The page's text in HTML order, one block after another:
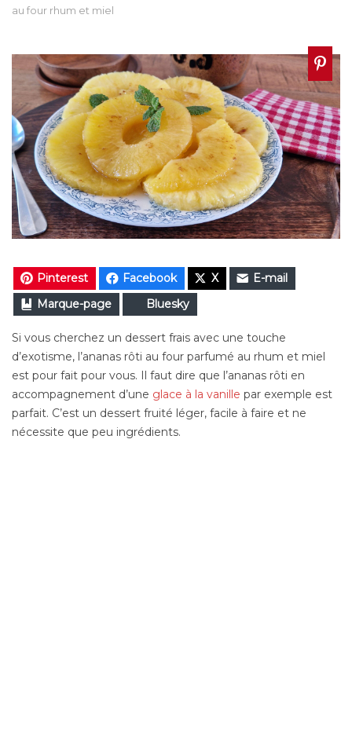
au four rhum et miel
Pinterest Facebook X
E-mail
Marque-page
Bluesky
Si vous cherchez un dessert frais avec une touche
d’exotisme, l’ananas rôti au four parfumé au rhum et miel
est pour fait pour vous. Il faut dire que l’ananas rôti en
accompagnement d’une glace à la vanille par exemple est
parfait. C’est un dessert fruité léger, facile à faire et ne
nécessite que peu ingrédients.